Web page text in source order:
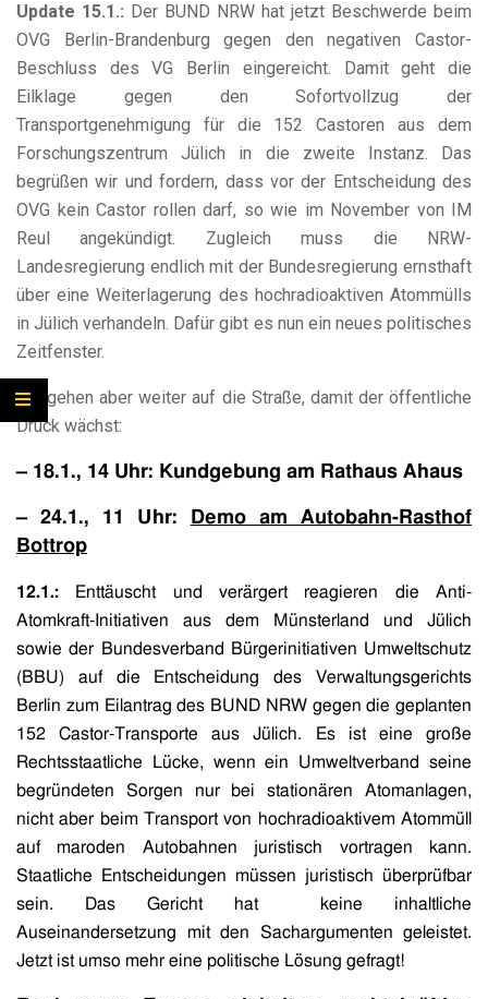
Update 15.1.: Der BUND NRW hat jetzt Beschwerde beim
OVG Berlin-Brandenburg gegen den negativen Castor-
Beschluss des VG Berlin eingereicht. Damit geht die
Eilklage gegen den Sofortvollzug der
Transportgenehmigung für die 152 Castoren aus dem
Forschungszentrum Jülich in die zweite Instanz. Das
begrüßen wir und fordern, dass vor der Entscheidung des
OVG kein Castor rollen darf, so wie im November von IM
Reul angekündigt. Zugleich muss die NRW-
Landesregierung endlich mit der Bundesregierung ernsthaft
über eine Weiterlagerung des hochradioaktiven Atommülls
in Jülich verhandeln. Dafür gibt es nun ein neues politisches
Zeitfenster.
Wir gehen aber weiter auf die Straße, damit der öffentliche
Druck wächst:
– 18.1., 14 Uhr: Kundgebung am Rathaus Ahaus
– 24.1., 11 Uhr:
Demo am Autobahn-Rasthof
Bottrop
12.1.: Enttäuscht und verärgert reagieren die Anti-
Atomkraft-Initiativen aus dem Münsterland und Jülich
sowie der Bundesverband Bürgerinitiativen Umweltschutz
(BBU) auf die Entscheidung des Verwaltungsgerichts
Berlin zum Eilantrag des BUND NRW gegen die geplanten
152 Castor-Transporte aus Jülich. Es ist eine große
Rechtsstaatliche Lücke, wenn ein Umweltverband seine
begründeten Sorgen nur bei stationären Atomanlagen,
nicht aber beim Transport von hochradioaktivem Atommüll
auf maroden Autobahnen juristisch vortragen kann.
Staatliche Entscheidungen müssen juristisch überprüfbar
sein. Das Gericht hat keine inhaltliche
Auseinandersetzung mit den Sachargumenten geleistet.
Jetzt ist umso mehr eine politische Lösung gefragt!